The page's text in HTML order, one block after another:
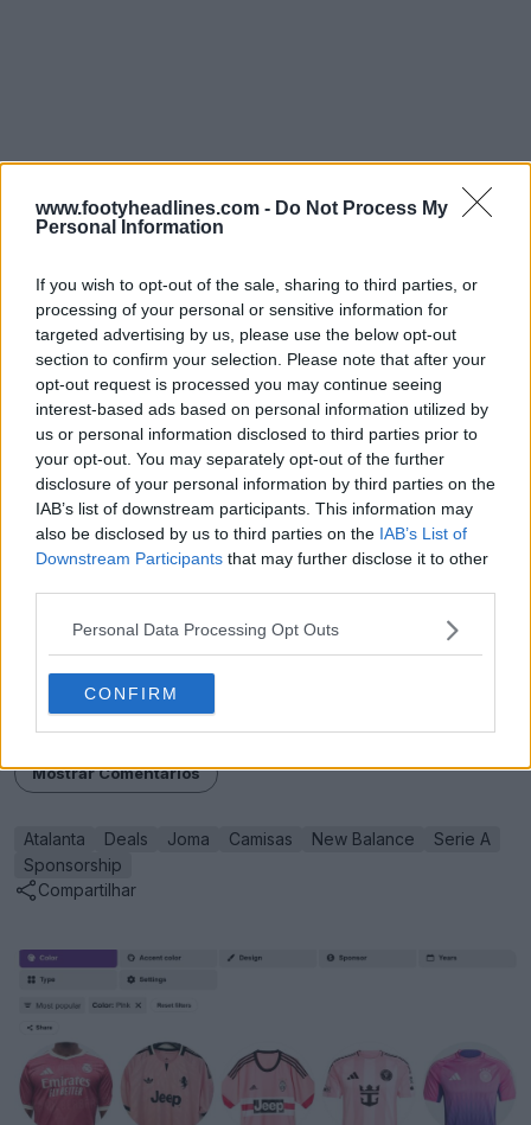
www.footyheadlines.com - Do Not Process My
Personal Information
If you wish to opt-out of the sale, sharing to third parties, or
processing of your personal or sensitive information for
targeted advertising by us, please use the below opt-out
section to confirm your selection. Please note that after your
opt-out request is processed you may continue seeing
interest-based ads based on personal information utilized by
us or personal information disclosed to third parties prior to
your opt-out. You may separately opt-out of the further
disclosure of your personal information by third parties on the
IAB’s list of downstream participants. This information may
also be disclosed by us to third parties on the IAB’s List of
Downstream Participants that may further disclose it to other
Personal Data Processing Opt Outs
CONFIRM
O primeiro kit New Balance da Atalanta será lançado
no verão de 2025.
Atalanta B.C.? Diz-nos nos comentários abaixo.
Mostrar Comentários
Atalanta Deals Joma Camisas New Balance
Serie A
Sponsorship
Compartilhar